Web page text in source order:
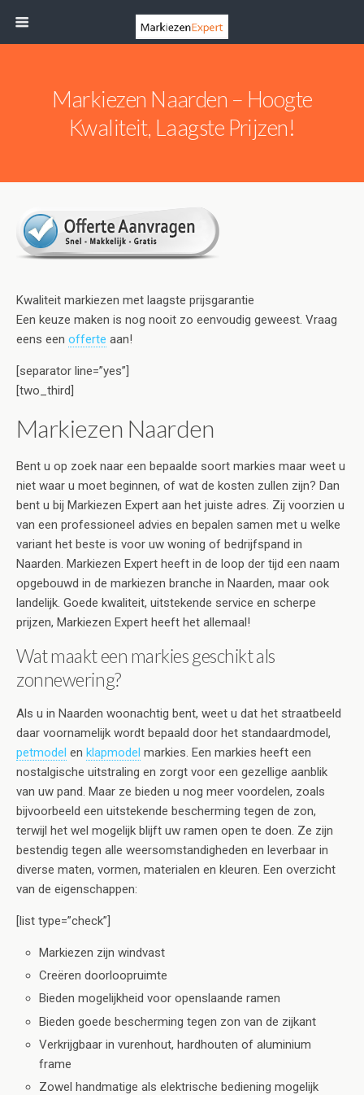
Markiezen Naarden – Hoogte
Kwaliteit, Laagste Prijzen!
Kwaliteit markiezen met laagste prijsgarantie
Een keuze maken is nog nooit zo eenvoudig geweest. Vraag
eens een offerte aan!
[separator line=”yes”]
[two_third]
Markiezen Naarden
Bent u op zoek naar een bepaalde soort markies maar weet u
niet waar u moet beginnen, of wat de kosten zullen zijn? Dan
bent u bij Markiezen Expert aan het juiste adres. Zij voorzien u
van een professioneel advies en bepalen samen met u welke
variant het beste is voor uw woning of bedrijfspand in
Naarden. Markiezen Expert heeft in de loop der tijd een naam
opgebouwd in de markiezen branche in Naarden, maar ook
landelijk. Goede kwaliteit, uitstekende service en scherpe
prijzen, Markiezen Expert heeft het allemaal!
Wat maakt een markies geschikt als
zonnewering?
Als u in Naarden woonachtig bent, weet u dat het straatbeeld
daar voornamelijk wordt bepaald door het standaardmodel,
petmodel en klapmodel markies. Een markies heeft een
nostalgische uitstraling en zorgt voor een gezellige aanblik
van uw pand. Maar ze bieden u nog meer voordelen, zoals
bijvoorbeeld een uitstekende bescherming tegen de zon,
terwijl het wel mogelijk blijft uw ramen open te doen. Ze zijn
bestendig tegen alle weersomstandigheden en leverbaar in
diverse maten, vormen, materialen en kleuren. Een overzicht
van de eigenschappen:
[list type=”check”]
Markiezen zijn windvast
Creëren doorloopruimte
Bieden mogelijkheid voor openslaande ramen
Bieden goede bescherming tegen zon van de zijkant
Verkrijgbaar in vurenhout, hardhouten of aluminium
frame
Zowel handmatige als elektrische bediening mogelijk